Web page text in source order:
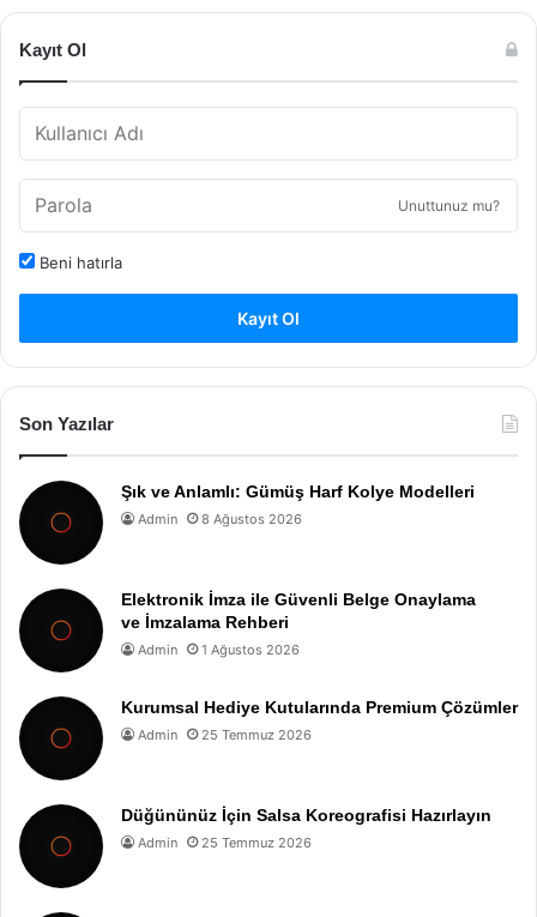
Kayıt Ol
Unuttunuz mu?
Beni hatırla
Kayıt Ol
Son Yazılar
Şık ve Anlamlı: Gümüş Harf Kolye Modelleri
Admin 8 Ağustos 2026
Elektronik İmza ile Güvenli Belge Onaylama
ve İmzalama Rehberi
Admin 1 Ağustos 2026
Kurumsal Hediye Kutularında Premium Çözümler
Admin 25 Temmuz 2026
Düğününüz İçin Salsa Koreografisi Hazırlayın
Admin 25 Temmuz 2026